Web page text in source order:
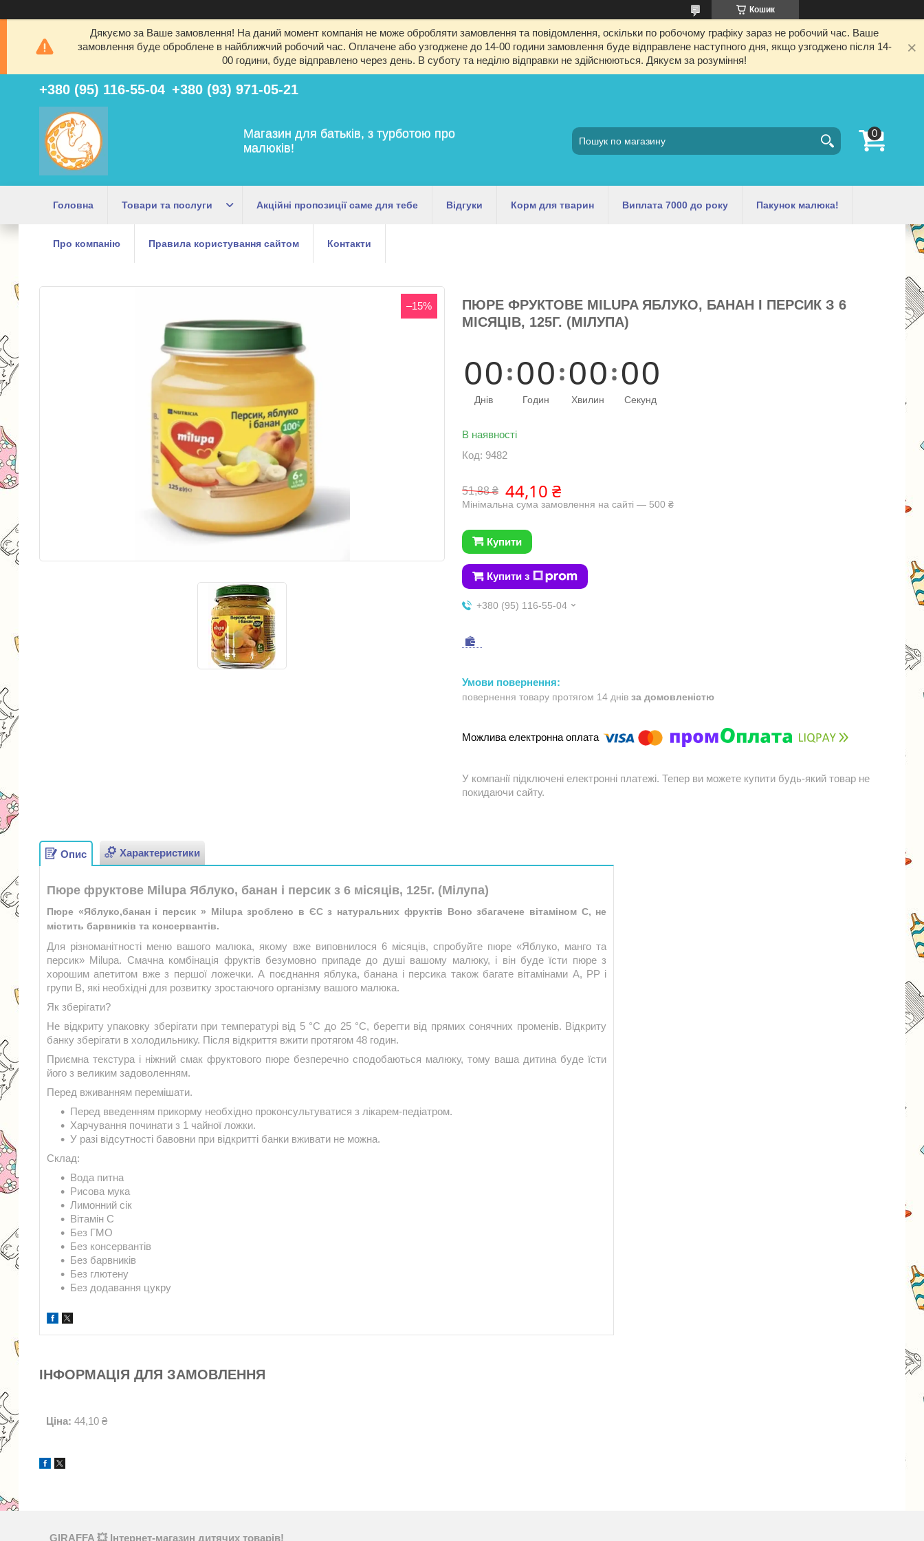
Кошик
Дякуємо за Ваше замовлення! На даний момент компанія не може обробляти замовлення та повідомлення, оскільки по робочому графіку зараз не робочий час. Ваше
замовлення буде оброблене в найближчий робочий час. Оплачене або узгоджене до 14-00 години замовлення буде відправлене наступного дня, якщо узгоджено після 14-
00 години, буде відправлено через день. В суботу та неділю відправки не здійснюються. Дякуєм за розуміння!
+380 (95) 116-55-04 +380 (93) 971-05-21
Магазин для батьків, з турботою про
малюків!
Головна Товари та послуги Акційні пропозиції саме для тебе Відгуки Корм для тварин Виплата 7000 до року Пакунок малюка!
Про компанію Правила користування сайтом Контакти
–15%
ПЮРЕ ФРУКТОВЕ MILUPA ЯБЛУКО, БАНАН І ПЕРСИК З 6
МІСЯЦІВ, 125Г. (МІЛУПА)
00
Днів
00
Годин
00
Хвилин
00
Секунд
В наявності
Код: 9482
51,88 ₴ 44,10 ₴
Мінімальна сума замовлення на сайті — 500 ₴
Купити
Купити з
+380 (95) 116-55-04
повернення товару протягом 14 днів за домовленістю
У компанії підключені електронні платежі. Тепер ви можете купити будь-який товар не
покидаючи сайту.
Опис Характеристики
Пюре фруктове Milupa Яблуко, банан і персик з 6 місяців, 125г. (Мілупа)
Пюре «Яблуко,банан і персик » Milupa зроблено в ЄС з натуральних фруктів Воно збагачене вітаміном С, не
містить барвників та консервантів.
Для різноманітності меню вашого малюка, якому вже виповнилося 6 місяців, спробуйте пюре «Яблуко, манго та
персик» Milupa. Смачна комбінація фруктів безумовно припаде до душі вашому малюку, і він буде їсти пюре з
хорошим апетитом вже з першої ложечки. А поєднання яблука, банана і персика також багате вітамінами А, РР і
групи В, які необхідні для розвитку зростаючого організму вашого малюка.
Як зберігати?
Не відкриту упаковку зберігати при температурі від 5 °С до 25 °С, берегти від прямих сонячних променів. Відкриту
банку зберігати в холодильнику. Після відкриття вжити протягом 48 годин.
Приємна текстура і ніжний смак фруктового пюре безперечно сподобаються малюку, тому ваша дитина буде їсти
його з великим задоволенням.
Перед вживанням перемішати.
Перед введенням прикорму необхідно проконсультуватися з лікарем-педіатром.
Харчування починати з 1 чайної ложки.
У разі відсутності бавовни при відкритті банки вживати не можна.
Склад:
Вода питна
Рисова мука
Лимонний сік
Вітамін С
Без ГМО
Без консервантів
Без барвників
Без глютену
Без додавання цукру
ІНФОРМАЦІЯ ДЛЯ ЗАМОВЛЕННЯ
Ціна: 44,10 ₴
GIRAFFA 💥 Інтернет-магазин дитячих товарів!